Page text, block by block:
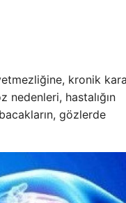
kronik
nedenleri, hastalığın
gözlerde